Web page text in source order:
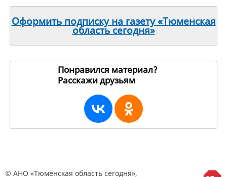
Оформить подписку на газету «Тюменская
область сегодня»
Понравился материал?
Расскажи друзьям
© АНО «Тюменская область сегодня»,